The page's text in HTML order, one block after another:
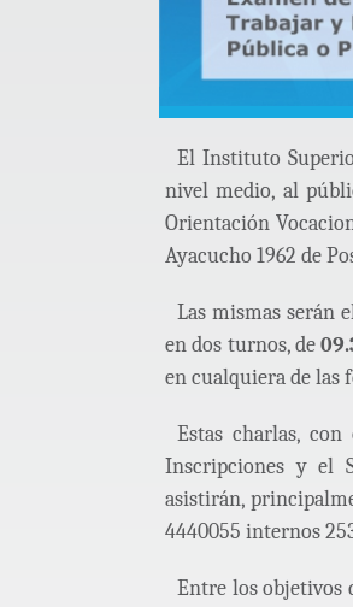
El Instituto
nivel medio, al
Orientación
Ayacucho 1962 de
Las mismas serán
en dos turnos, de
en cualquiera de las
Estas charlas,
Inscripciones y el
asistirán,
4440055 internos
Entre los objetivos